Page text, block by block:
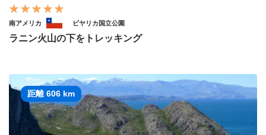
南アメリカ ビヤリカ国立公園
ラニン火山の下をトレッキング
距離 606 km